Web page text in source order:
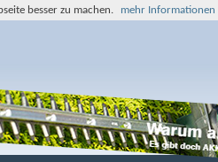
besser zu machen. mehr Informationen